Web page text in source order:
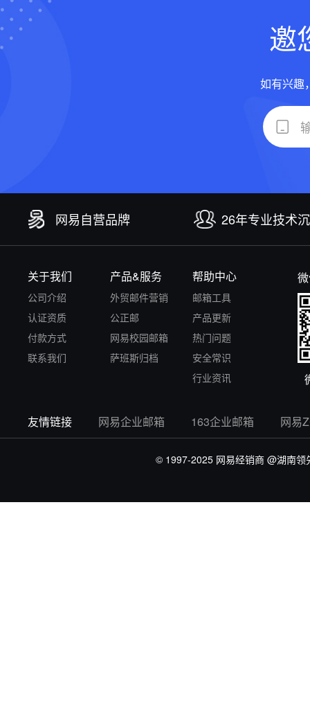
邀
如有兴趣
网易自营品牌 26年专业技术
关于我们
公司介绍
认证资质
付款方式
联系我们
产品&服务
外贸邮件营销
公正邮
网易校园邮箱
萨班斯归档
帮助中心
邮箱工具
产品更新
热门问题
安全常识
行业资讯
友情链接 网易企业邮箱 163企业邮箱 网易
© 1997-2025 网易经销商 @湖南领